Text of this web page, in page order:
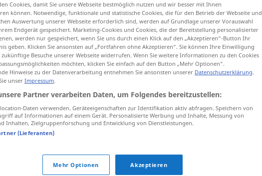
Chipkarte ... Christentum
christlich ... Cockpit
Code ... Container
Cookie ... cremefarben
Currywurst ... Cursor
Cookies, damit Sie unsere Webseite bestmöglich nutzen und wir besser mit Ihnen
können. Notwendige, funktionale und statistische Cookies, die für den Betrieb der Webseite und
Auswertung unserer Webseite erforderlich sind, werden auf Grundlage unserer Vorauswahl
Endgerät gespeichert. Marketing-Cookies und Cookies, die der Bereitstellung personalisierter
werden nur gespeichert, wenn Sie uns durch einen Klick auf den „Akzeptieren“-Button Ihr
geben. Klicken Sie ansonsten auf „Fortfahren ohne Akzeptieren“. Sie können Ihre Einwilligung
Besuche unserer Webseite widerrufen. Wenn Sie weitere Informationen zu den Cookies
möchten, klicken Sie einfach auf den Button „Mehr Optionen“.
Hinweise zu der Datenverarbeitung entnehmen Sie ansonsten unserer Datenschutzerklärung.
unser Impressum.
Partner verarbeiten Daten, um Folgendes bereitzustellen:
Daten verwenden. Geräteeigenschaften zur Identifikation aktiv abfragen. Speichern von
auf Informationen auf einem Gerät. Personalisierte Werbung und Inhalte, Messung von
Inhalten, Zielgruppenforschung und Entwicklung von Dienstleistungen.
(Lieferanten)
Mehr Optionen Akzeptieren